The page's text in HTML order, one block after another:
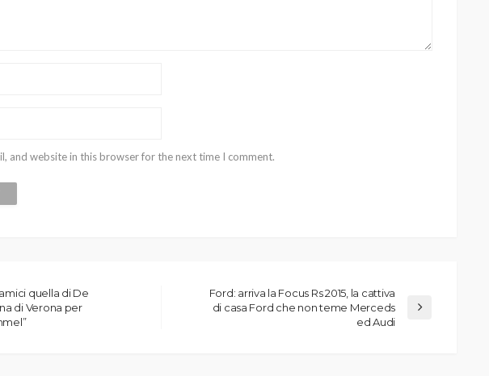
and website in this browser for the next time I comment.
quella di De
di Verona per
Ford: arriva la Focus Rs 2015, la cattiva
di casa Ford che non teme Merceds
ed Audi